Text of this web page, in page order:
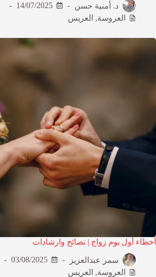
د. أمنية حسن
14/07/2025
العروسة, العريس
أخطاء أول يوم زواج | نصائح وارشادات
سمر عبدالعزيز
03/08/2025
العروسة, العريس